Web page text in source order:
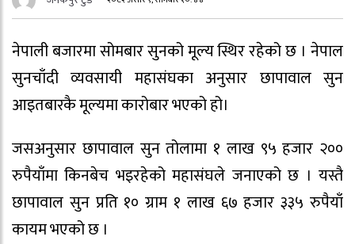
नेपाली बजारमा सोमबार सुनको मूल्य स्थिर रहेको छ । नेपाल
सुनचाँदी व्यवसायी महासंघका अनुसार छापावाल सुन
आइतबारकै मूल्यमा कारोबार भएको हो।
जसअनुसार छापावाल सुन तोलामा १ लाख ९५ हजार २००
रुपैयाँमा किनबेच भइरहेको महासंघले जनाएको छ । यस्तै
छापावाल सुन प्रति १० ग्राम १ लाख ६७ हजार ३३५ रुपैयाँ
कायम भएको छ ।